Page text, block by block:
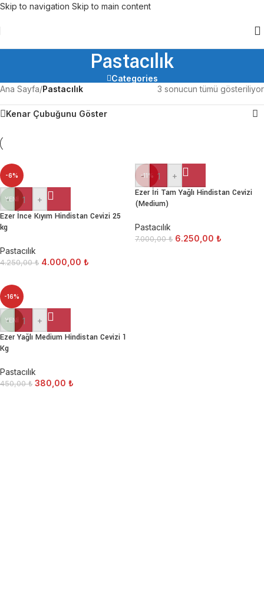
Skip to navigation Skip to main content
Pastacılık
Categories
Ana Sayfa/Pastacılık 3 sonucun tümü gösteriliyor
Kenar Çubuğunu Göster
-6%
YENI
- +
Ezer İnce Kıyım Hindistan Cevizi 25
kg
Pastacılık
4.250,00₺ 4.000,00 ₺
-11%
- +
Ezer İri Tam Yağlı Hindistan Cevizi
(Medium)
Pastacılık
7.000,00₺ 6.250,00 ₺
-16%
YENI
- +
Ezer Yağlı Medium Hindistan Cevizi 1
Kg
Pastacılık
450,00₺ 380,00 ₺